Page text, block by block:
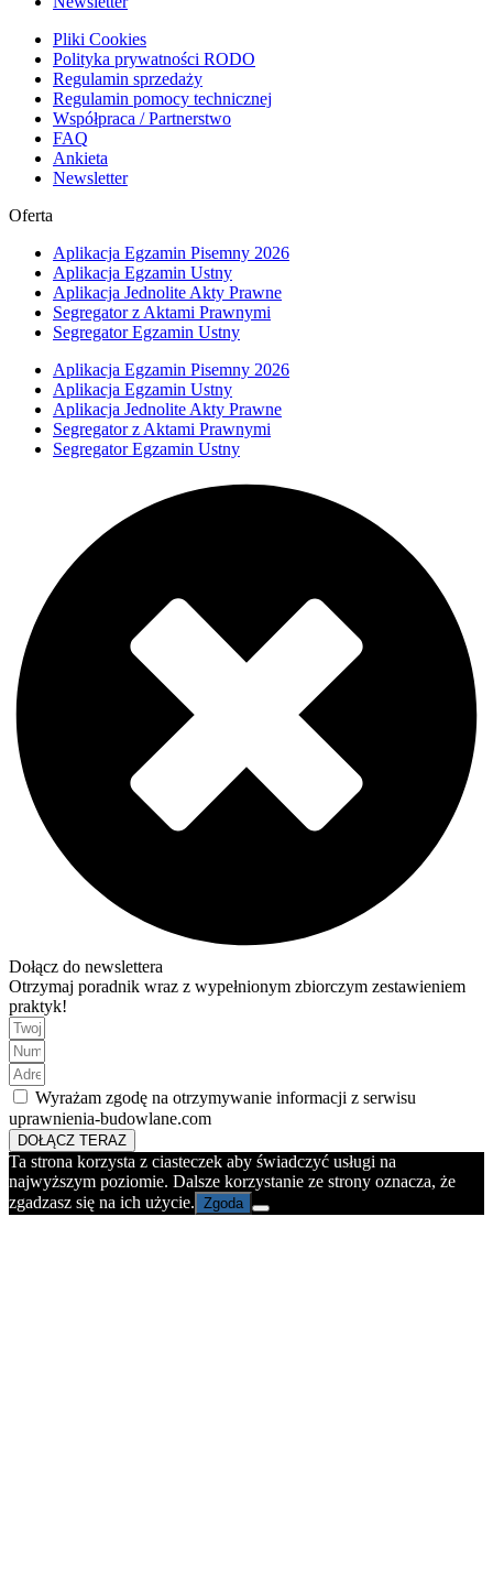
Pliki Cookies
Polityka prywatności RODO
Regulamin sprzedaży
Regulamin pomocy technicznej
Współpraca / Partnerstwo
FAQ
Ankieta
Newsletter
Oferta
Aplikacja Egzamin Pisemny 2026
Aplikacja Egzamin Ustny
Aplikacja Jednolite Akty Prawne
Segregator z Aktami Prawnymi
Segregator Egzamin Ustny
Aplikacja Egzamin Pisemny 2026
Aplikacja Egzamin Ustny
Aplikacja Jednolite Akty Prawne
Segregator z Aktami Prawnymi
Segregator Egzamin Ustny
Dołącz do newslettera
Otrzymaj poradnik wraz z wypełnionym zbiorczym zestawieniem
praktyk!
Wyrażam zgodę na otrzymywanie informacji z serwisu
uprawnienia-budowlane.com
DOŁĄCZ TERAZ
Ta strona korzysta z ciasteczek aby świadczyć usługi na
najwyższym poziomie. Dalsze korzystanie ze strony oznacza, że
zgadzasz się na ich użycie. Zgoda